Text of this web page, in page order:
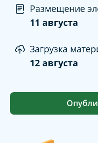
Размещение
11 августа
Загрузка
12 августа